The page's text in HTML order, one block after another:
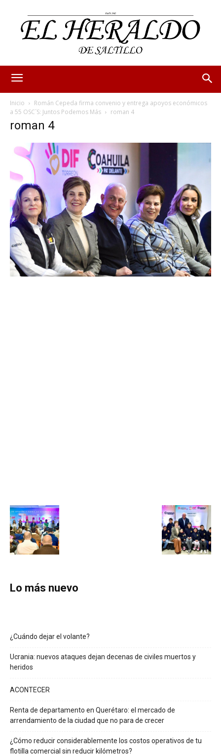
Inicio
Román Cepeda firma convenio y entrega apoyos económicos
a 55 OSC´S: Juntos Podemos Más
roman 4
roman 4
Lo más nuevo
¿Cuándo dejar el volante?
Ucrania: nuevos ataques dejan decenas de civiles muertos y
heridos
ACONTECER
Renta de departamento en Querétaro: el mercado de
arrendamiento de la ciudad que no para de crecer
¿Cómo reducir considerablemente los costos operativos de tu
flotilla comercial sin reducir kilómetros?